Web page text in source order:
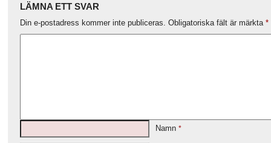
LÄMNA ETT SVAR
Din e-postadress kommer inte publiceras. Obligatoriska fält är märkta *
Namn *